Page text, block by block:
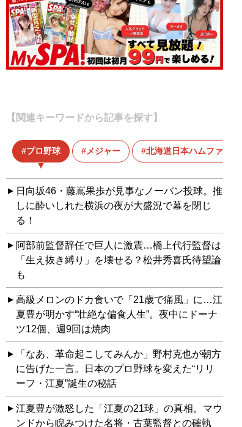
【関連キーワードから記事を探す】
プロ野球 メジャー 北海道日本ハムファイタ
日向坂46・藤嶌果歩が見事なノーバン投球。推
しに酔いしれた横浜の夜が大盛況で幕を閉じ
る！
阿部前監督辞任で巨人に激震…橋上代行監督は
「生え抜き縛り」を壊せる？松井秀喜氏待望論
も
高級メロンのドカ食いで「21歳で痛風」に…江
夏豊が明かす“壮絶な偏食人生”。夜中にドーナ
ツ12個、週9回は焼肉
「なあ、革命起こしてみんか」野村克也が朝方
に告げた一言。日本のプロ野球を変えた“リリ
ーフ・江夏”誕生の秘話
江夏豊が激怒した「江夏の21球」の真相。マウ
ンドから睨みつけた名将・古葉監督との確執